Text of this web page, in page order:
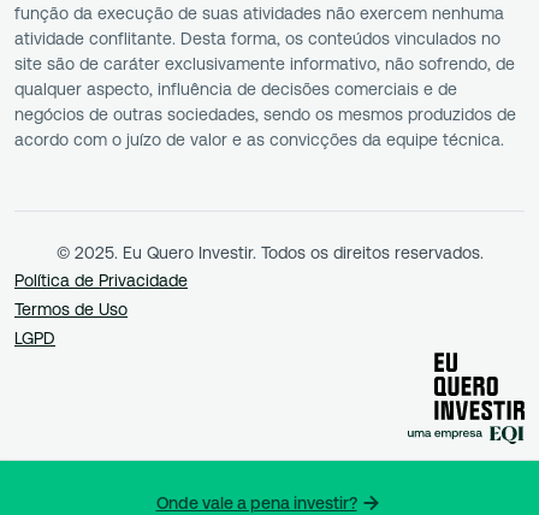
Onde vale a pena investir?
função da execução de suas atividades não exercem nenhuma
atividade conflitante. Desta forma, os conteúdos vinculados no
site são de caráter exclusivamente informativo, não sofrendo, de
qualquer aspecto, influência de decisões comerciais e de
negócios de outras sociedades, sendo os mesmos produzidos de
acordo com o juízo de valor e as convicções da equipe técnica.
© 2025. Eu Quero Investir. Todos os direitos reservados.
Política de Privacidade
Termos de Uso
LGPD